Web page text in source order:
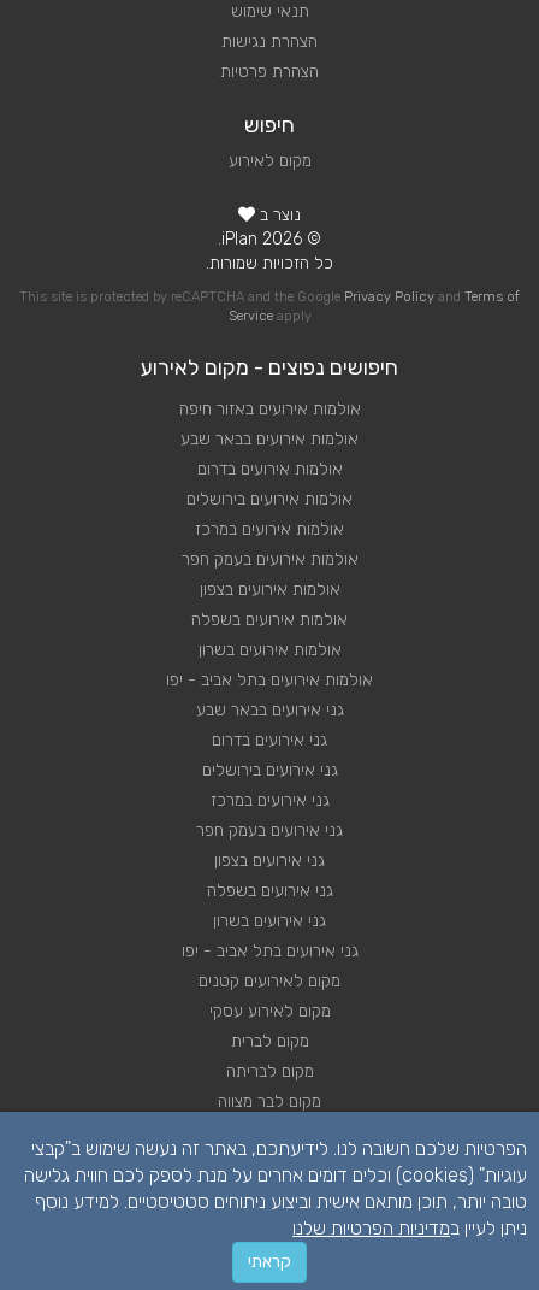
תנאי שימוש
הצהרת נגישות
הצהרת פרטיות
חיפוש
מקום לאירוע
נוצר ב
© 2026 iPlan.
כל הזכויות שמורות.
This site is protected by reCAPTCHA and the Google Privacy Policy and Terms of
Serviceapply
חיפושים נפוצים - מקום לאירוע
אולמות אירועים באזור חיפה
אולמות אירועים בבאר שבע
אולמות אירועים בדרום
אולמות אירועים בירושלים
אולמות אירועים במרכז
אולמות אירועים בעמק חפר
אולמות אירועים בצפון
אולמות אירועים בשפלה
אולמות אירועים בשרון
אולמות אירועים בתל אביב - יפו
גני אירועים בבאר שבע
גני אירועים בדרום
גני אירועים בירושלים
גני אירועים במרכז
גני אירועים בעמק חפר
גני אירועים בצפון
גני אירועים בשפלה
גני אירועים בשרון
גני אירועים בתל אביב - יפו
מקום לאירועים קטנים
מקום לאירוע עסקי
מקום לברית
מקום לבריתה
מקום לבר מצווה
מקום לחינה
מקום לכנסים
הפרטיות שלכם חשובה לנו. לידיעתכם, באתר זה נעשה שימוש ב"קבצי
עוגיות" (cookies) וכלים דומים אחרים על מנת לספק לכם חווית גלישה
טובה יותר, תוכן מותאם אישית וביצוע ניתוחים סטטיסטיים. למידע נוסף
ניתן לעיין במדיניות הפרטיות שלנו
קראתי